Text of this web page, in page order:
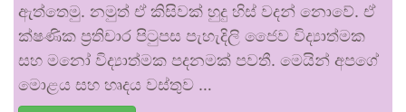
ඇත්තෙමු. නමුත් ඒ කිසිවක් හුදු හිස් වදන් නොවේ. ඒ
ක්ෂණික ප්‍රතිචාර පිටුපස පැහැදිලි ජෛව විද්‍යාත්මක
සහ මනෝ විද්‍යාත්මක පදනමක් පවතී. මෙයින් අපගේ
මොළය සහ හෘදය වස්තුව …